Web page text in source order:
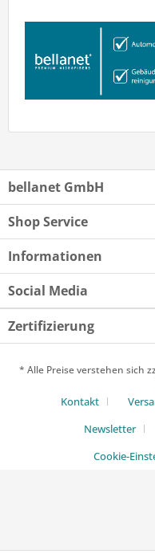
bellanet GmbH
Shop Service
Informationen
Social Media
Zertifizierung
* Alle Preise verstehen sich
Kontakt
Newsletter
Cookie-